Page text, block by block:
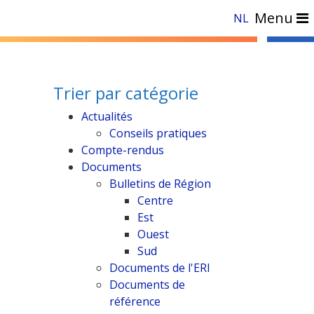
NL Menu
Trier par catégorie
Actualités
Conseils pratiques
Compte-rendus
Documents
Bulletins de Région
Centre
Est
Ouest
Sud
Documents de l'ERI
Documents de
référence